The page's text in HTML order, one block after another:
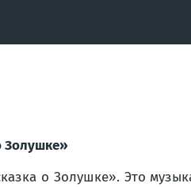
Золушке»
о Золушке». Это